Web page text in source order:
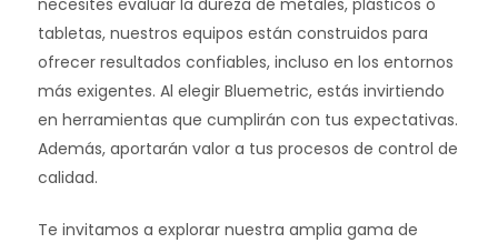
necesites evaluar la dureza de metales, plásticos o
tabletas, nuestros equipos están construidos para
ofrecer resultados confiables, incluso en los entornos
más exigentes. Al elegir Bluemetric, estás invirtiendo
en herramientas que cumplirán con tus expectativas.
Además, aportarán valor a tus procesos de control de
calidad.
Te invitamos a explorar nuestra amplia gama de